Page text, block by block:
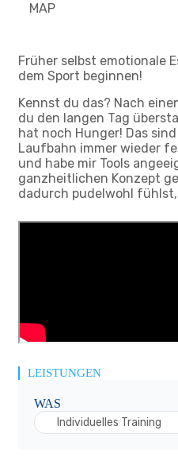
MAP
Früher selbst emotionale
dem Sport beginnen!
Kennst du das? Nach
du den langen Tag
hat noch Hunger! Das
Laufbahn immer wieder
und habe mir Tools
ganzheitlichen Konzept
dadurch pudelwohl
LEISTUNGEN
WAS
Individuelles Training